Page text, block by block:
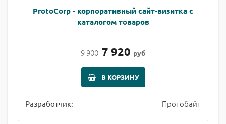
ProtoCorp - корпоративный сайт-визитка с
каталогом товаров
9 900 7 920 руб
В КОРЗИНУ
Разработчик: Протобайт